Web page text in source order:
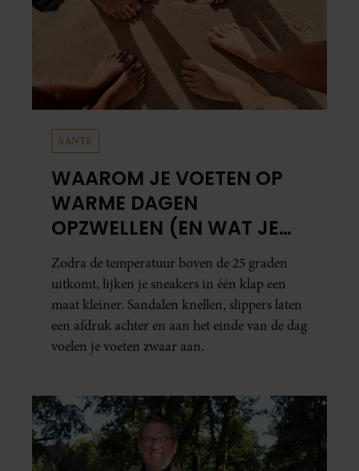
SANTE
WAAROM JE VOETEN OP
WARME DAGEN
OPZWELLEN (EN WAT JE
ERAAN KUNT DOEN)
Zodra de temperatuur boven de 25 graden
uitkomt, lijken je sneakers in één klap een
maat kleiner. Sandalen knellen, slippers laten
een afdruk achter en aan het einde van de dag
voelen je voeten zwaar aan.